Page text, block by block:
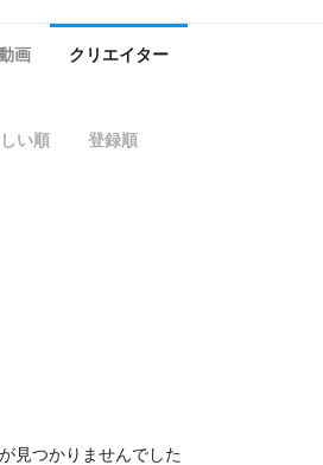
画 クリエイター
い順 登録順
見つかりませんでした